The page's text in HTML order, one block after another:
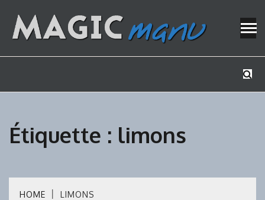
content
Étiquette : limons
HOME LIMONS